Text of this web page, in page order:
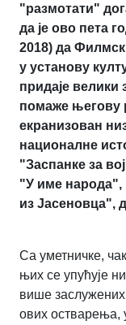
"размотати"
да је ово пета
2018) да
у установу
придаје велики
помаже његову
екранизован
националне
"Заспанке за
"У име народа",
из Јасеновца",
Са уметничке,
њих се упућује
више
ових остварења,